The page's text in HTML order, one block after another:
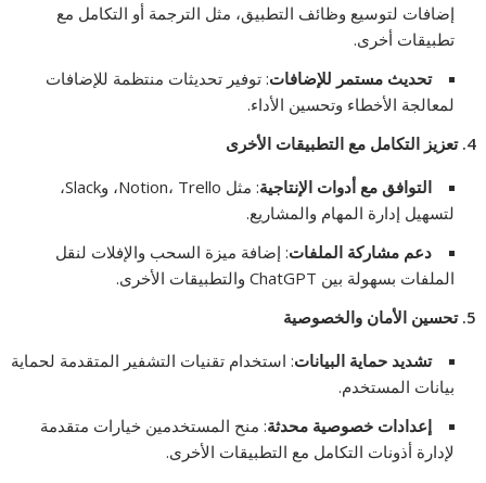
إضافات لتوسيع وظائف التطبيق، مثل الترجمة أو التكامل مع
تطبيقات أخرى.
تحديث مستمر للإضافات: توفير تحديثات منتظمة للإضافات
لمعالجة الأخطاء وتحسين الأداء.
4. تعزيز التكامل مع التطبيقات الأخرى
التوافق مع أدوات الإنتاجية
: مثل Notion، Trello، وSlack،
لتسهيل إدارة المهام والمشاريع.
دعم مشاركة الملفات: إضافة ميزة السحب والإفلات لنقل
الملفات بسهولة بين ChatGPT والتطبيقات الأخرى.
5. تحسين الأمان والخصوصية
تشديد حماية البيانات: استخدام تقنيات التشفير المتقدمة لحماية
بيانات المستخدم.
إعدادات خصوصية محدثة: منح المستخدمين خيارات متقدمة
لإدارة أذونات التكامل مع التطبيقات الأخرى.